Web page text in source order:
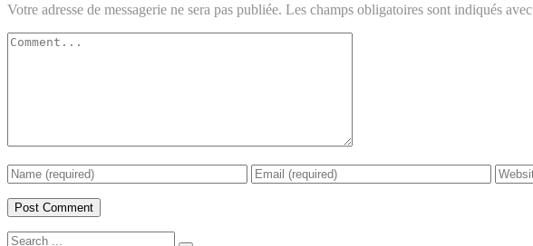
Votre adresse de messagerie ne sera pas publiée. Les champs obligatoires sont indiqués avec